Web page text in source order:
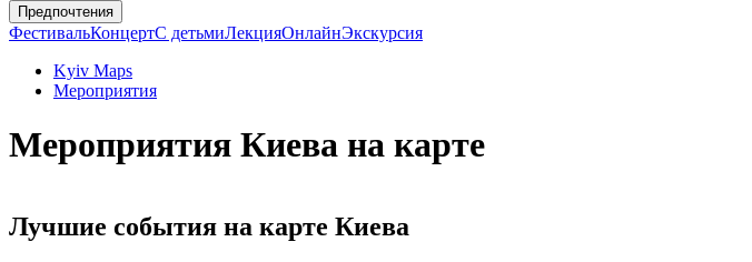
Предпочтения
ФестивальКонцертС детьмиЛекцияОнлайнЭкскурсия
Kyiv Maps
Мероприятия
Мероприятия Киева на карте
Лучшие события на карте Киева